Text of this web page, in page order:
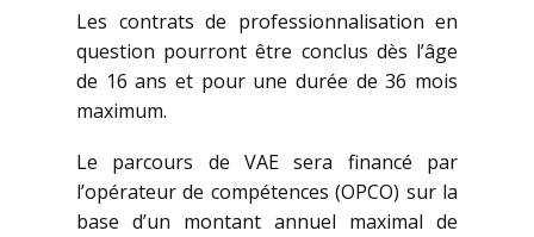
Les contrats de professionnalisation en
question pourront être conclus dès l’âge
de 16 ans et pour une durée de 36 mois
maximum.
Le parcours de VAE sera financé par
l’opérateur de compétences (OPCO) sur la
base d’un montant annuel maximal de